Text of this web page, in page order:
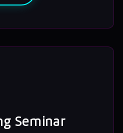
Seminar